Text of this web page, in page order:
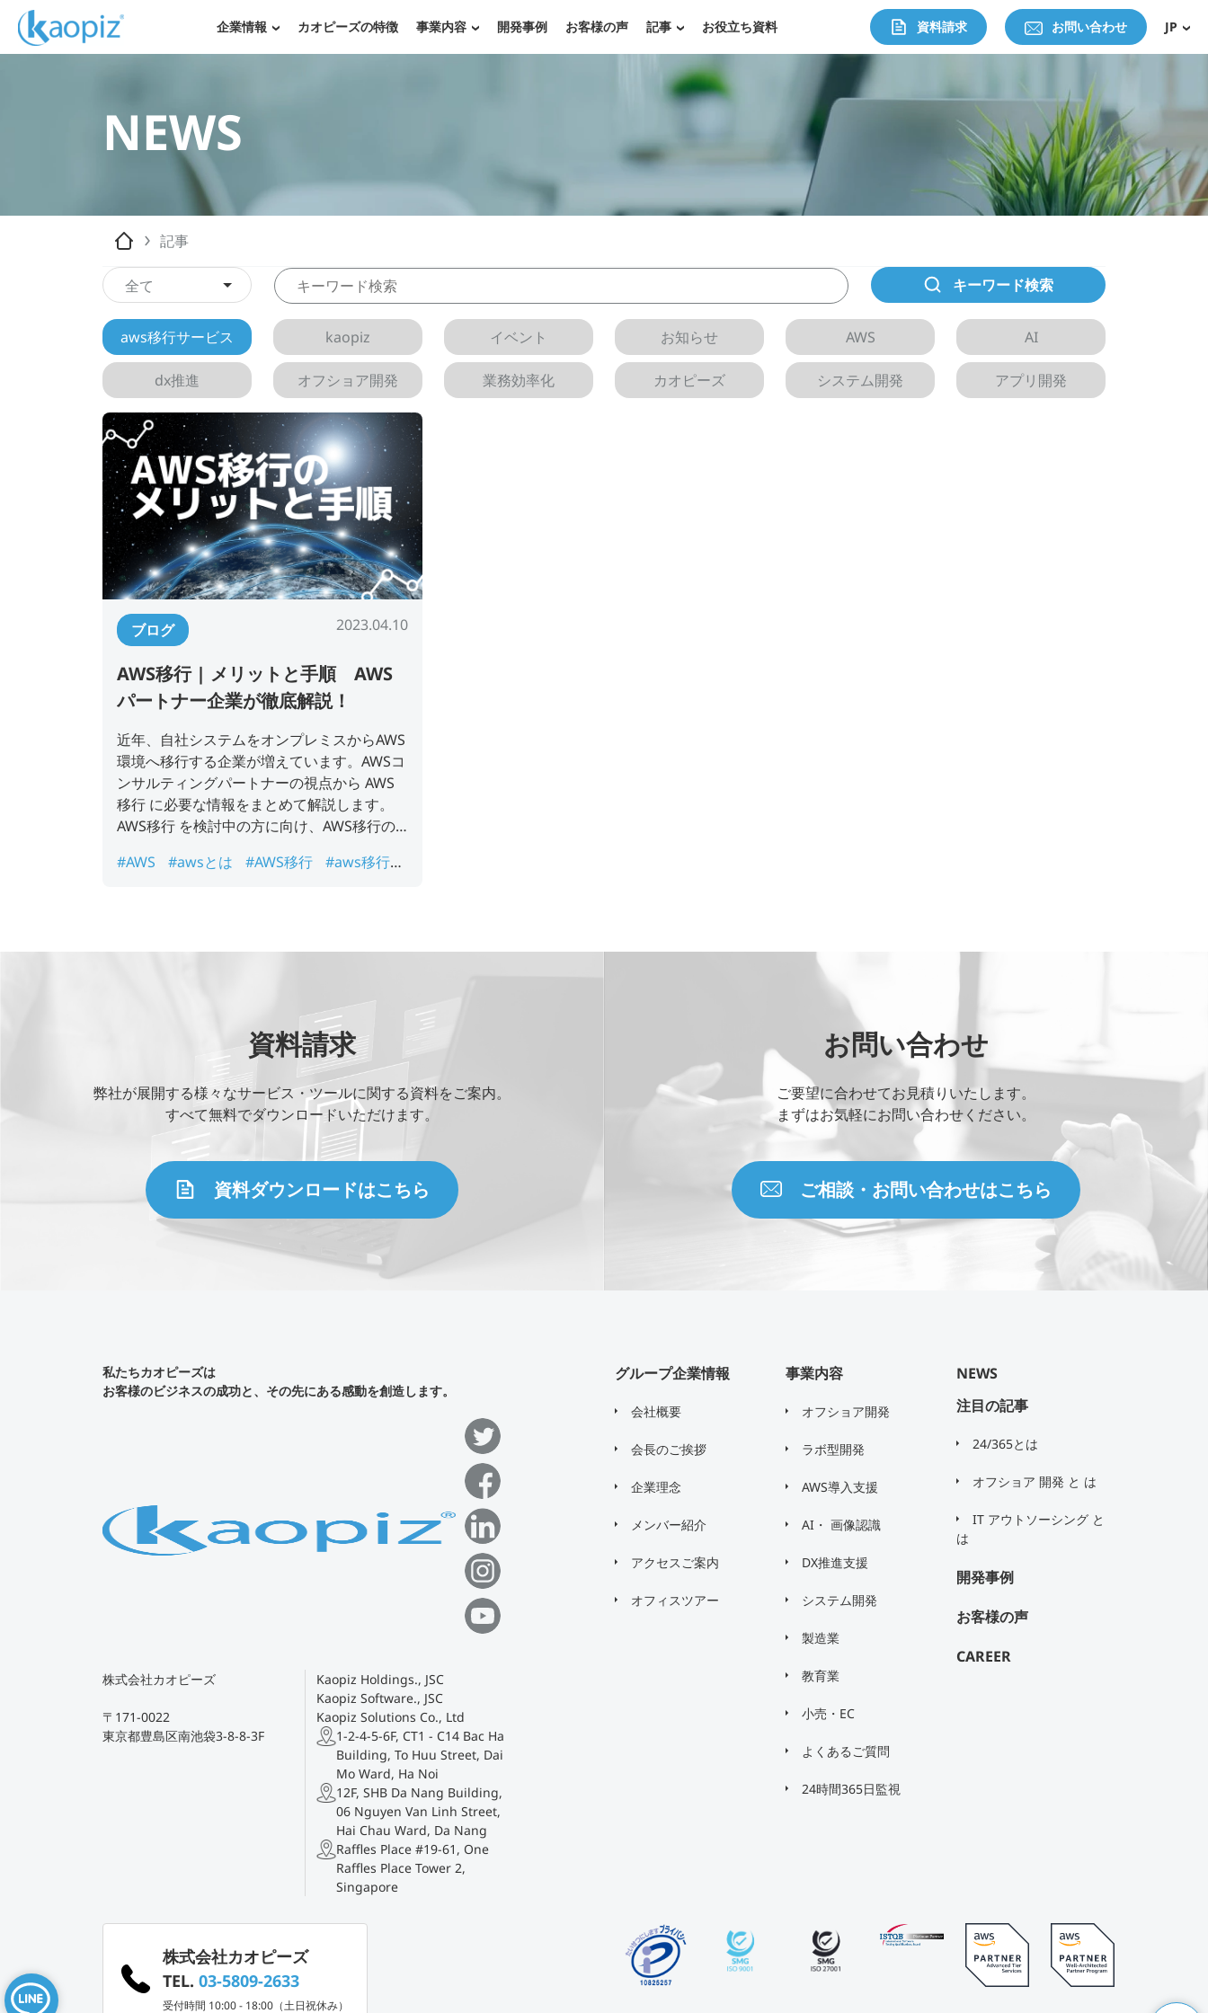
企業情報 カオピーズの特徴 事業内容 開発事例 お客様の声 記事 お役立ち資料 JP
資料請求 お問い合わせ
NEWS
記事
全て キーワード検索
aws移行サービス kaopiz イベント お知らせ AWS AI
dx推進 オフショア開発 業務効率化 カオピーズ システム開発 アプリ開発
ブログ 2023.04.10
AWS移行 | メリットと手順 AWS
パートナー企業が徹底解説！
近年、自社システムをオンプレミスからAWS
環境へ移行する企業が増えています。AWSコ
ンサルティングパートナーの視点から AWS
移行 に必要な情報をまとめて解説します。
AWS移行 を検討中の方に向け、AWS移行の
#AWS #awsとは #AWS移行
#aws移行サ
資料請求
弊社が展開する様々なサービス・ツールに関する資料をご案内。
すべて無料でダウンロードいただけます。
資料ダウンロードはこちら
お問い合わせ
ご要望に合わせてお見積りいたします。
まずはお気軽にお問い合わせください。
ご相談・お問い合わせはこちら
私たちカオピーズは
お客様のビジネスの成功と、その先にある感動を創造します。
株式会社カオピーズ
〒171-0022
東京都豊島区南池袋3-8-8-3F
Kaopiz Holdings., JSC
Kaopiz Software., JSC
Kaopiz Solutions Co., Ltd
1-2-4-5-6F, CT1 - C14 Bac Ha
Building, To Huu Street, Dai
Mo Ward, Ha Noi
12F, SHB Da Nang Building,
06 Nguyen Van Linh Street,
Hai Chau Ward, Da Nang
Raffles Place #19-61, One
Raffles Place Tower 2,
Singapore
グループ企業情報
会社概要
会長のご挨拶
企業理念
メンバー紹介
アクセスご案内
オフィスツアー
事業内容
オフショア開発
ラボ型開発
AWS導入支援
AI・ 画像認識
DX推進支援
システム開発
製造業
教育業
小売・EC
よくあるご質問
24時間365日監視
NEWS
注目の記事
24/365とは
オフショア 開発 と は
IT アウトソーシング と
は
開発事例
お客様の声
CAREER
株式会社カオピーズ
TEL. 03-5809-2633
受付時間 10:00 - 18:00（土日祝休み）